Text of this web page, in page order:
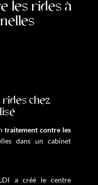
les rides à
chez
traitement contre les
dans un cabinet
a créé le centre